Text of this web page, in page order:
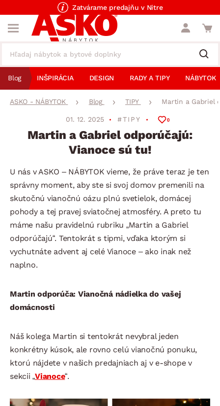
Zatvárame predajňu v Nitre
Blog INŠPIRÁCIA DESIGN RADY A TIPY NÁBYTOK
ASKO - NÁBYTOK Blog TIPY Martin a Gabriel
01. 12. 2025 #TIPY 0
Martin a Gabriel odporúčajú:
Vianoce sú tu!
U nás v ASKO – NÁBYTOK vieme, že práve teraz je ten
správny moment, aby ste si svoj domov premenili na
skutočnú vianočnú oázu plnú svetielok, domácej
pohody a tej pravej sviatočnej atmosféry. A preto tu
máme našu pravidelnú rubriku „Martin a Gabriel
odporúčajú“. Tentokrát s tipmi, vďaka ktorým si
vychutnáte advent aj celé Vianoce – ako inak než
naplno.
Martin odporúča: Vianočná nádielka do vašej
domácnosti
Náš kolega Martin si tentokrát nevybral jeden
konkrétny kúsok, ale rovno celú vianočnú ponuku,
ktorú nájdete v našich predajniach aj v e-shope v
sekcii „Vianoce“.